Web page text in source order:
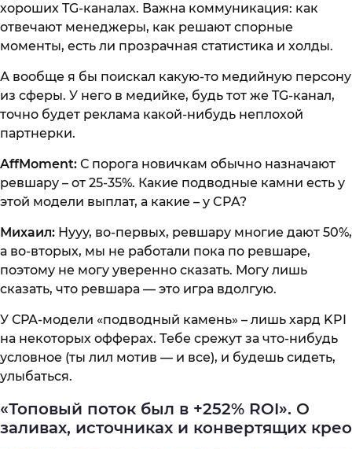
хороших TG-каналах. Важна коммуникация: как
отвечают менеджеры, как решают спорные
моменты, есть ли прозрачная статистика и холды.
А вообще я бы поискал какую-то медийную персону
из сферы. У него в медийке, будь тот же TG-канал,
точно будет реклама какой-нибудь неплохой
партнерки.
AffMoment: С порога новичкам обычно назначают
ревшару – от 25-35%. Какие подводные камни есть у
этой модели выплат, а какие – у CPA?
Михаил: Нууу, во-первых, ревшару многие дают 50%,
а во-вторых, мы не работали пока по ревшаре,
поэтому не могу уверенно сказать. Могу лишь
сказать, что ревшара — это игра вдолгую.
У СРА-модели «подводный камень» – лишь хард KPI
на некоторых офферах. Тебе срежут за что-нибудь
условное (ты лил мотив — и все), и будешь сидеть,
улыбаться.
«Топовый поток был в +252% ROI». О
заливах, источниках и конвертящих крео